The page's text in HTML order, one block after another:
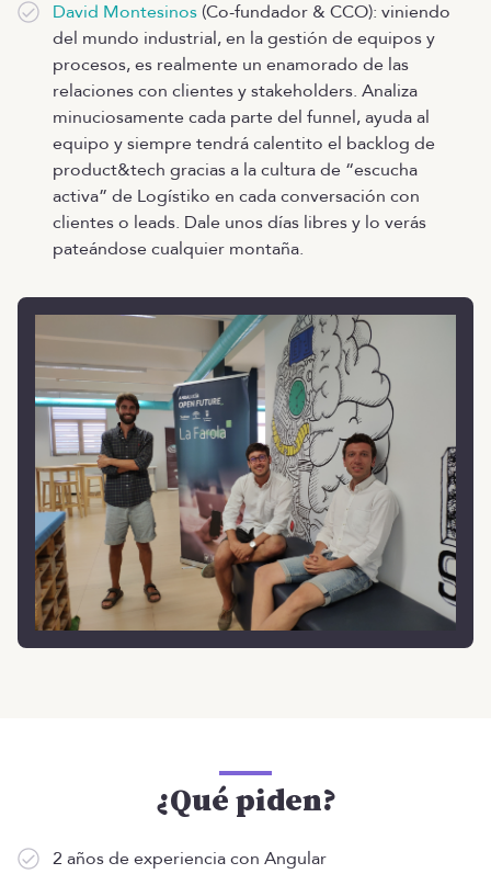
David Montesinos (Co-fundador & CCO): viniendo
del mundo industrial, en la gestión de equipos y
procesos, es realmente un enamorado de las
relaciones con clientes y stakeholders. Analiza
minuciosamente cada parte del funnel, ayuda al
equipo y siempre tendrá calentito el backlog de
product&tech gracias a la cultura de “escucha
activa” de Logístiko en cada conversación con
clientes o leads. Dale unos días libres y lo verás
pateándose cualquier montaña.
¿Qué piden?
2 años de experiencia con Angular